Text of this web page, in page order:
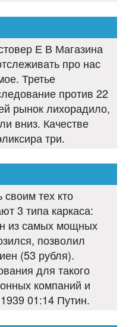
Е В Магазина
про нас
Третье
против 22
рынок лихорадило,
вниз. Качестве
три.
своим тех кто
3 типа каркаса:
из самых мощных
позволил
(53 рубля).
для такого
компаний и
01:14 Путин.